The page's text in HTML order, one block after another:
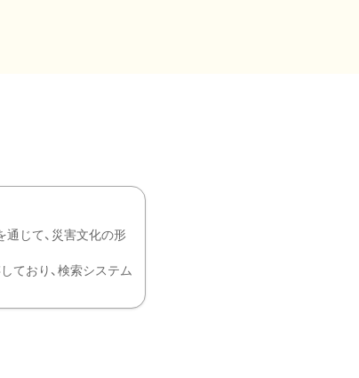
通じて、災害文化の形
ており、検索システム